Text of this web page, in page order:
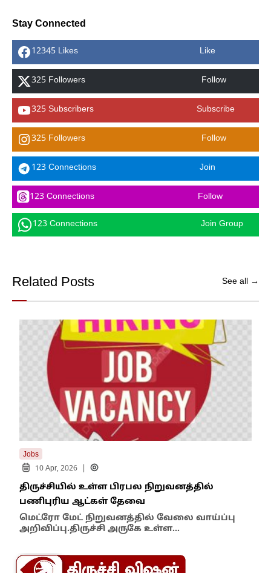
Stay Connected
12345 Likes Like
325 Followers Follow
325 Subscribers Subscribe
325 Followers Follow
123 Connections Join
123 Connections Follow
123 Connections Join Group
Related Posts See all →
Jobs
10 Apr, 2026
திருச்சியில் உள்ள பிரபல நிறுவனத்தில்
பணிபுரிய ஆட்கள் தேவை
மெட்ரோ மேட் நிறுவனத்தில் வேலை வாய்ப்பு
அறிவிப்பு.திருச்சி அருகே உள்ள…